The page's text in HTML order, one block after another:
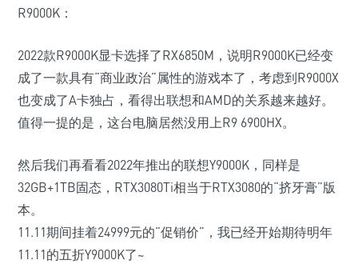
R9000K：
2022款R9000K显卡选择了RX6850M，说明R9000K已经变
成了一款具有“商业政治”属性的游戏本了，考虑到R9000X
也变成了A卡独占，看得出联想和AMD的关系越来越好。
值得一提的是，这台电脑居然没用上R9 6900HX。
然后我们再看看2022年推出的联想Y9000K，同样是
32GB+1TB固态，RTX3080Ti相当于RTX3080的“挤牙膏”版
本。
11.11期间挂着24999元的“促销价”，我已经开始期待明年
11.11的五折Y9000K了~